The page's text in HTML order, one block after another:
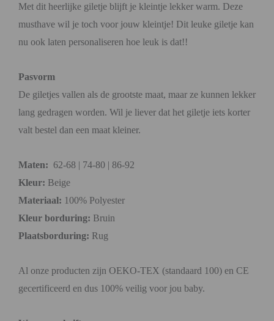
Met dit heerlijke giletje blijft je kleintje lekker warm. Deze
musthave wil je toch voor jouw kleintje! Dit leuke giletje kan
nu ook laten personaliseren hoe leuk is dat!!
Pasvorm
De giletjes vallen als de grootste maat, maar ze kunnen lekker
lang gedragen worden. Wil je liever dat het giletje iets korter
valt bestel dan een maat kleiner.
Maten: 62-68 | 74-80 | 86-92
Kleur: Beige
Materiaal: 100% Polyester
Kleur borduring: Bruin
Plaatsborduring: Rug
Al onze producten zijn OEKO-TEX (standaard 100) en CE
gecertificeerd en dus 100% veilig voor jou baby.